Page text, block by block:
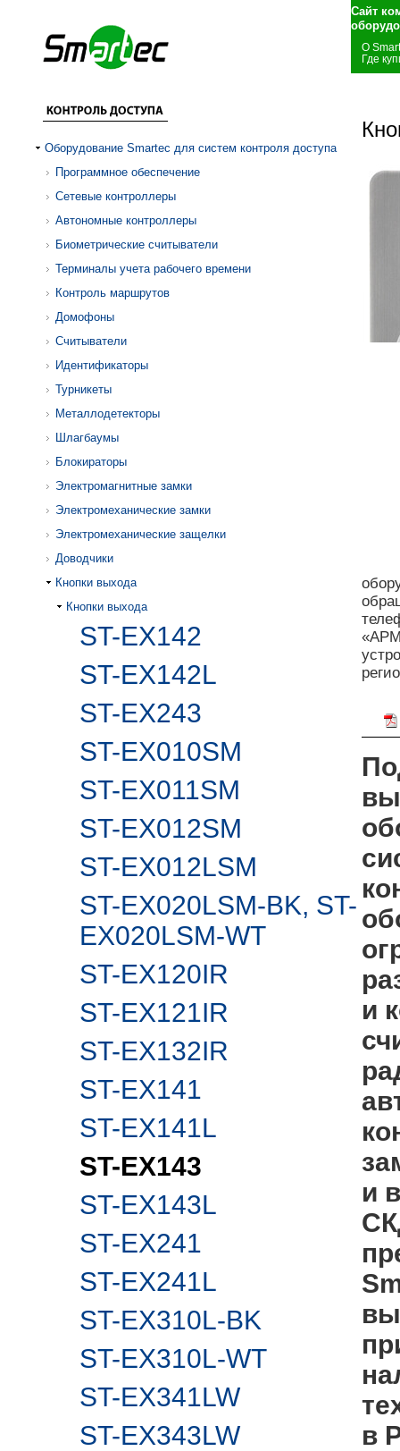
Сайт
О
Где
Оборудование Smartec для систем контроля доступа
Программное обеспечение
Сетевые контроллеры
Автономные контроллеры
Биометрические считыватели
Терминалы учета рабочего времени
Контроль маршрутов
Домофоны
Считыватели
Идентификаторы
Турникеты
Металлодетекторы
Шлагбаумы
Блокираторы
Электромагнитные замки
Электромеханические замки
Электромеханические защелки
Доводчики
Кнопки выхода
Кнопки выхода
ST-EX142
ST-EX142L
ST-EX243
ST-EX010SM
ST-EX011SM
ST-EX012SM
ST-EX012LSM
ST-EX020LSM-BK, ST-
EX020LSM-WT
ST-EX120IR
ST-EX121IR
ST-EX132IR
ST-EX141
ST-EX141L
ST-EX143
ST-EX143L
ST-EX241
ST-EX241L
ST-EX310L-BK
ST-EX310L-WT
ST-EX341LW
ST-EX343LW
и
и
в